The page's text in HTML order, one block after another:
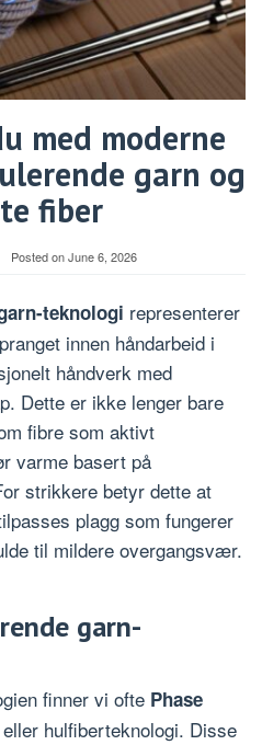
med moderne
garn og
fiber
Posted onJune 6, 2026
teknologi representerer
innen håndarbeid i
håndverk med
Dette er ikke lenger bare
fibre som aktivt
varme basert på
strikkere betyr dette at
plagg som fungerer
til mildere overgangsvær.
garn-
finner vi ofte Phase
eller hulfiberteknologi. Disse